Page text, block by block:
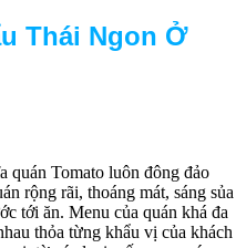
Thái Ngon Ở
Tomato luôn đông đảo
rộng rãi, thoáng mát, sáng sủa
tới ăn. Menu của quán khá đa
thỏa từng khẩu vị của khách